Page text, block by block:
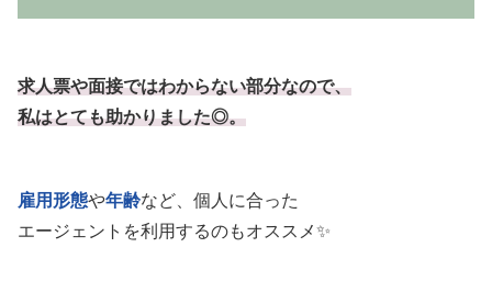
求人票や面接ではわからない部分なので、
私はとても助かりました◎。
雇用形態や年齢など、個人に合った
エージェントを利用するのもオススメ✨